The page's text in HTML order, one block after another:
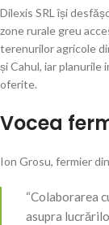
Dilexis SRL își
zone rurale greu
terenurilor agricole
și Cahul, iar
oferite.
Vocea
Ion Grosu, fermier
“Colaborarea
asupra